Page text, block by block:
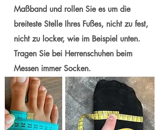
Maßband und rollen Sie es um die
breiteste Stelle Ihres Fußes, nicht zu fest,
nicht zu locker, wie im Beispiel unten.
Tragen Sie bei Herrenschuhen beim
Messen immer Socken.